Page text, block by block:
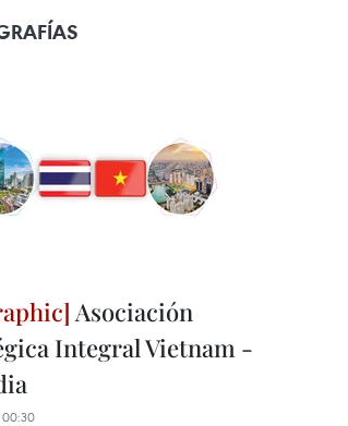
Asociación
Integral Vietnam -